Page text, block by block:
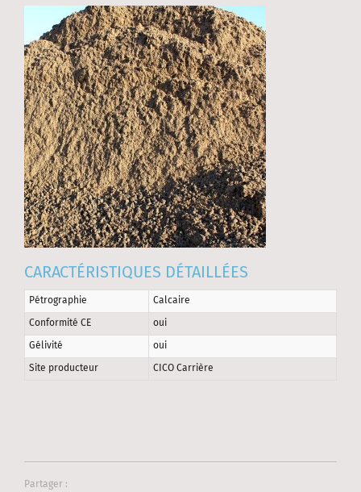
CARACTÉRISTIQUES DÉTAILLÉES
Pétrographie Calcaire
Conformité CE oui
Gélivité oui
Site producteur CICO Carrière
Partager :